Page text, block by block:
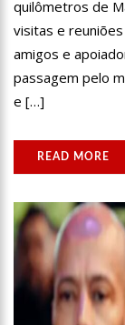
quilômetros de
visitas e
amigos e
passagem pelo
e […]
READ MORE